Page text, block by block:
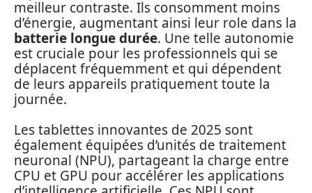
meilleur contraste. Ils consomment moins
d’énergie, augmentant ainsi leur role dans la
batterie longue durée. Une telle autonomie
est cruciale pour les professionnels qui se
déplacent fréquemment et qui dépendent
de leurs appareils pratiquement toute la
journée.
Les tablettes innovantes de 2025 sont
également équipées d’unités de traitement
neuronal (NPU), partageant la charge entre
CPU et GPU pour accélérer les applications